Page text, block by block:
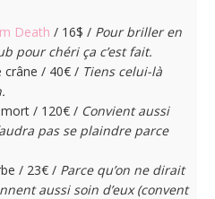
Death / 16$ / Pour briller en
pour chéri ça c’est fait.
crâne / 40€ / Tiens celui-là
/ 120€ / Convient aussi
pas se plaindre parce
/ 23€ / Parce qu’on ne dirait
aussi soin d’eux (convent